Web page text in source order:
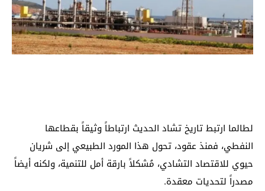
لطالما ارتبط تاريخ تشاد الحديث ارتباطاً وثيقاً بقطاعها
النفطي، فمنذ عقود، تحول هذا المورد الطبيعي إلى شريان
حيوي للاقتصاد التشادي، مُشكلاً بارقة أمل للتنمية، ولكنه أيضاً
مصدراً لتحديات معقدة.